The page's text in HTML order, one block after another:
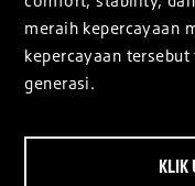
meraih kepercayaan
kepercayaan
generasi.
KLIK